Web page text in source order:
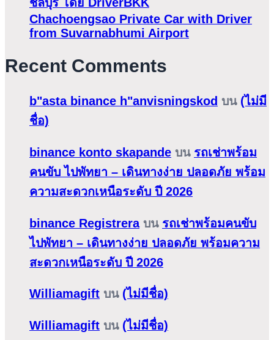
Chachoengsao Private Car with Driver
from Suvarnabhumi Airport
Recent Comments
b"asta binance h"anvisningskod บน (ไม่มี
ชื่อ)
binance konto skapande บน รถเช่าพร้อม
คนขับ ไปพัทยา – เดินทางง่าย ปลอดภัย พร้อม
ความสะดวกเหนือระดับ ปี 2026
binance Registreraบน รถเช่าพร้อมคนขับ
ไปพัทยา – เดินทางง่าย ปลอดภัย พร้อมความ
สะดวกเหนือระดับ ปี 2026
Williamagift บน (ไม่มีชื่อ)
Williamagift บน (ไม่มีชื่อ)